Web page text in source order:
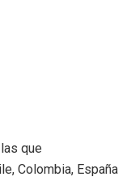
que
Colombia, España